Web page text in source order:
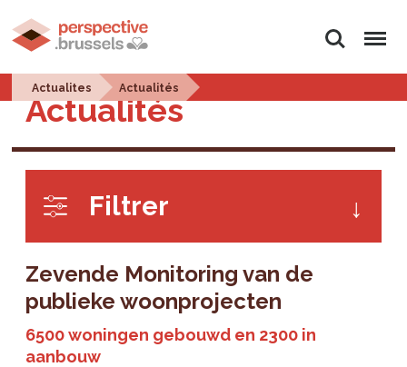
Zoeken Menu
Actualites Actualités
Actualités
Filtrer
Zevende Monitoring van de
publieke woonprojecten
6500 woningen gebouwd en 2300 in
aanbouw